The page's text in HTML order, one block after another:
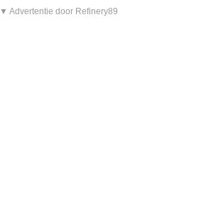
▼ Advertentie door Refinery89